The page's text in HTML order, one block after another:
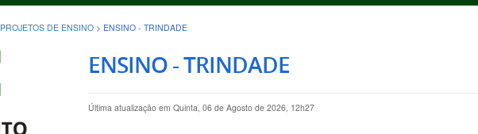
PROJETOS DE ENSINO > ENSINO - TRINDADE
ENSINO - TRINDADE
Última atualização em Quinta, 06 de Agosto de 2026, 12h27